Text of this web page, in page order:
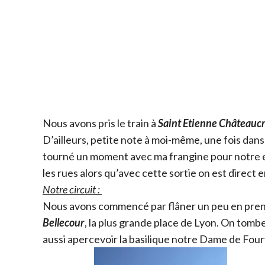
Nous avons pris le train àSaint Etienne
D’ailleurs, petite note à moi-même, une fois
tourné un moment avec ma frangine pour notre
les rues alors qu’avec cette sortie on est direct
Notre circuit :
Nous avons commencé par flâner un peu en
Bellecour, la plus grande place de Lyon. On
aussi apercevoir la basilique notre Dame de